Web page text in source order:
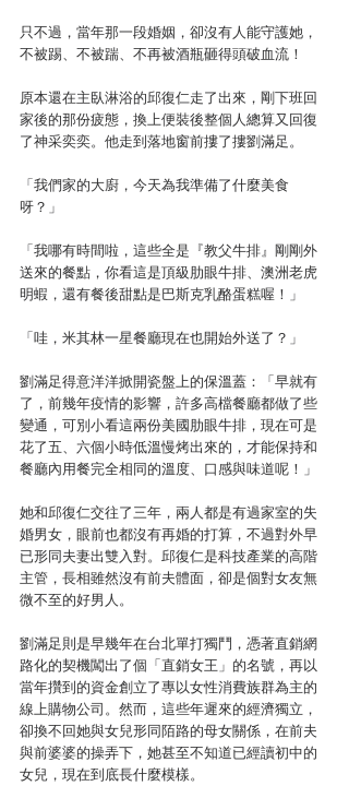
只不過，當年那一段婚姻，卻沒有人能守護她，
不被踢、不被踹、不再被酒瓶砸得頭破血流！
原本還在主臥淋浴的邱復仁走了出來，剛下班回
家後的那份疲態，換上便裝後整個人總算又回復
了神采奕奕。他走到落地窗前摟了摟劉滿足。
「我們家的大廚，今天為我準備了什麼美食
呀？」
「我哪有時間啦，這些全是『教父牛排』剛剛外
送來的餐點，你看這是頂級肋眼牛排、澳洲老虎
明蝦，還有餐後甜點是巴斯克乳酪蛋糕喔！」
「哇，米其林一星餐廳現在也開始外送了？」
劉滿足得意洋洋掀開瓷盤上的保溫蓋：「早就有
了，前幾年疫情的影響，許多高檔餐廳都做了些
變通，可別小看這兩份美國肋眼牛排，現在可是
花了五、六個小時低溫慢烤出來的，才能保持和
餐廳內用餐完全相同的溫度、口感與味道呢！」
她和邱復仁交往了三年，兩人都是有過家室的失
婚男女，眼前也都沒有再婚的打算，不過對外早
已形同夫妻出雙入對。邱復仁是科技產業的高階
主管，長相雖然沒有前夫體面，卻是個對女友無
微不至的好男人。
劉滿足則是早幾年在台北單打獨鬥，憑著直銷網
路化的契機闖出了個「直銷女王」的名號，再以
當年攢到的資金創立了專以女性消費族群為主的
線上購物公司。然而，這些年遲來的經濟獨立，
卻換不回她與女兒形同陌路的母女關係，在前夫
與前婆婆的操弄下，她甚至不知道已經讀初中的
女兒，現在到底長什麼模樣。